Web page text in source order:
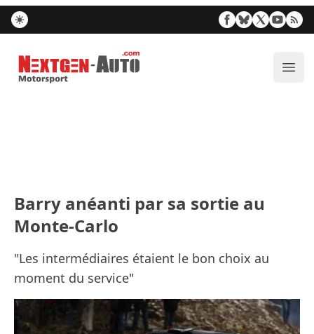
Nextgen-Auto.com
Barry anéanti par sa sortie au
Monte-Carlo
"Les intermédiaires étaient le bon choix au
moment du service"